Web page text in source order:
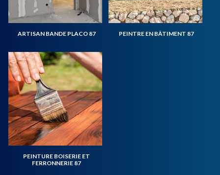
ARTISAN BANDE PLACO 87 PEINTRE EN BÂTIMENT 87
PEINTURE BOISERIE ET
FERRONNERIE 87